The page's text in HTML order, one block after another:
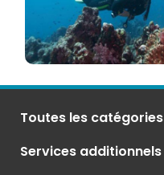
Toutes les catégories
Services additionnels